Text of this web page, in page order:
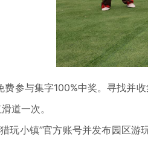
与集字100%中奖。寻找并收
道一次。
小镇”官方账号并发布园区游